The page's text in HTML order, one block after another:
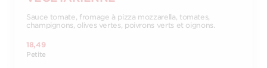
Sauce tomate, fromage à pizza mozzarella, tomates,
champignons, olives vertes, poivrons verts et oignons.
18,49
Petite